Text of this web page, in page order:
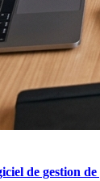
de gestion